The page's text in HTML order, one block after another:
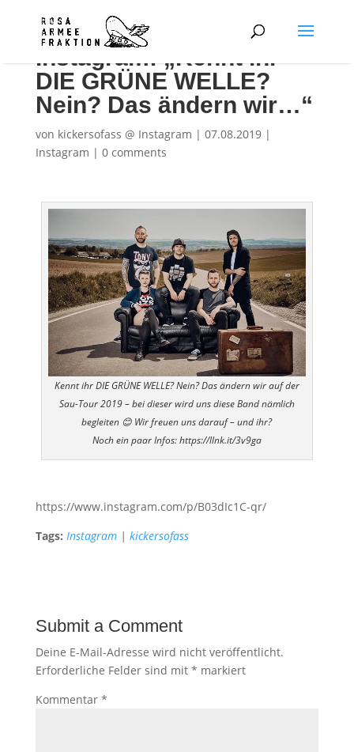
Instagram: „Kennt ihr
DIE GRÜNE WELLE?
Nein? Das ändern wir…“
von kickersofass @ Instagram | 07.08.2019|
Instagram | 0 comments
Kennt ihr DIE GRÜNE WELLE? Nein? Das ändern wir auf der
Sau-Tour 2019 – bei dieser wird uns diese Band nämlich
begleiten 😊 Wir freuen uns darauf – und ihr?
Noch ein paar Infos: https://llnk.it/3v9ga
https://www.instagram.com/p/B03dIc1C-qr/
Tags: Instagram| kickersofass
Submit a Comment
Deine E-Mail-Adresse wird nicht veröffentlicht.
Erforderliche Felder sind mit * markiert
Kommentar *